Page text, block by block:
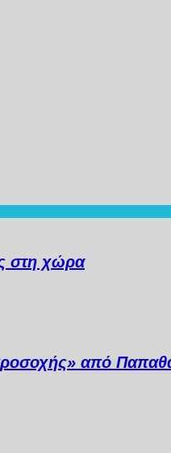
στη χώρα
από